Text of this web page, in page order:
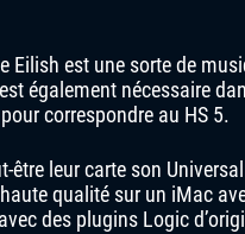
Eilish est une sorte de
également nécessaire
correspondre au HS 5.
être leur carte son
qualité sur un iMac
des plugins Logic